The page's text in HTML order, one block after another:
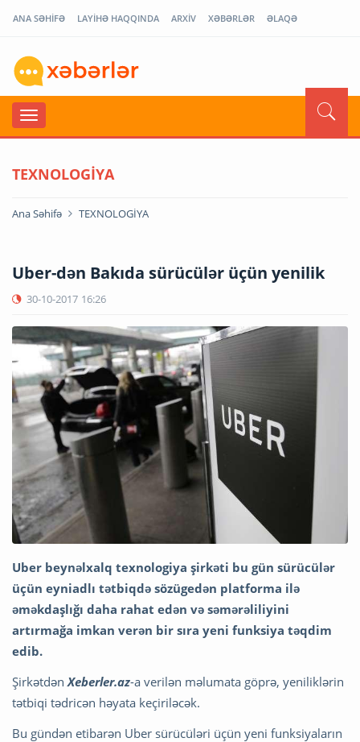
ANA SƏHİFƏ LAYİHƏ HAQQINDA ARXİV XƏBƏRLƏR ƏLAQƏ
TEXNOLOGİYA
Ana Səhifə TEXNOLOGİYA
Uber-dən Bakıda sürücülər üçün yenilik
30-10-2017 16:26
Uber beynəlxalq texnologiya şirkəti bu gün sürücülər
üçün eyniadlı tətbiqdə sözügedən platforma ilə
əməkdaşlığı daha rahat edən və səmərəliliyini
artırmağa imkan verən bir sıra yeni funksiya təqdim
edib.
Şirkətdən Xeberler.az-a verilən məlumata göprə, yeniliklərin
tətbiqi tədricən həyata keçiriləcək.
Bu gündən etibarən Uber sürücüləri üçün yeni funksiyaların